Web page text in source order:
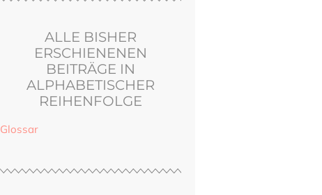
ALLE BISHER
ERSCHIENENEN
BEITRÄGE IN
ALPHABETISCHER
REIHENFOLGE
Glossar